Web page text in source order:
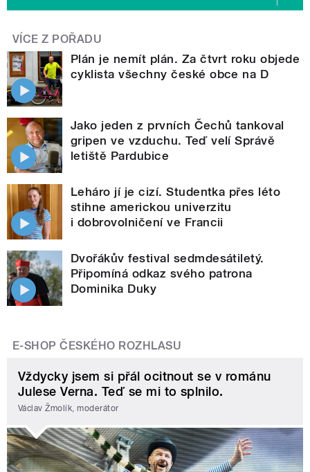
VÍCE Z POŘADU
Plán je nemít plán. Za čtvrt roku objede
cyklista všechny české obce na D
Jako jeden z prvních Čechů tankoval
gripen ve vzduchu. Teď velí Správě
letiště Pardubice
Leháro jí je cizí. Studentka přes léto
stihne americkou univerzitu
i dobrovolničení ve Francii
Dvořákův festival sedmdesátiletý.
Připomíná odkaz svého patrona
Dominika Duky
E-SHOP ČESKÉHO ROZHLASU
Vždycky jsem si přál ocitnout se v románu
Julese Verna. Teď se mi to splnilo.
Václav Žmolík, moderátor